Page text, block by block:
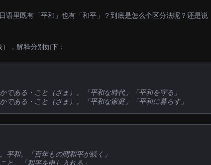
里既有「平和」也有「和平」？到底是怎么个区分法呢？还是说
，解释分别如下：
である・こと（さま）。「平和な時代」「平和を守る」
である・こと（さま）。「平和な家庭」「平和に暮らす」
平和。「百年もの間和平が続く」
と。「和平を申し入れる」